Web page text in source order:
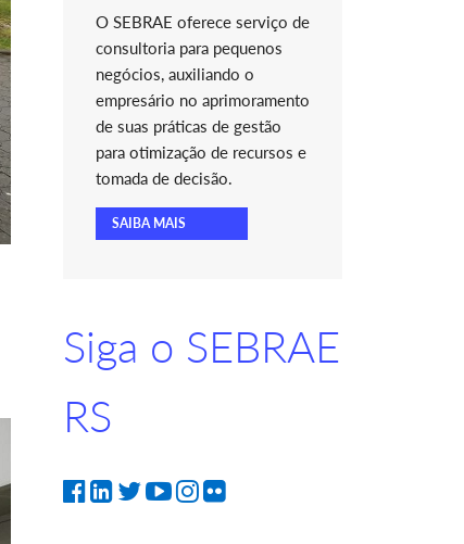
O SEBRAE oferece serviço de
consultoria para pequenos
negócios, auxiliando o
empresário no aprimoramento
de suas práticas de gestão
para otimização de recursos e
tomada de decisão.
SAIBA MAIS
Siga o SEBRAE
RS